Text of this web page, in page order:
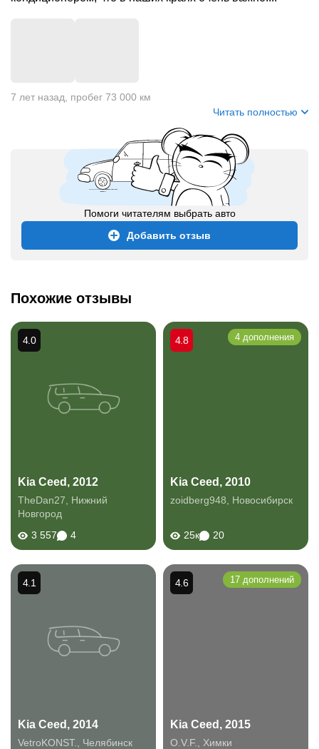
+1
7 лет назад
пробег 73 000 км
Читать полностью
Помоги читателям выбрать авто
Добавить отзыв
Похожие отзывы
Kia Ceed, 2012
TheDan27
Нижний
Новгород
3 557
4
4.0
Kia Ceed, 2010
zoidberg948 Новосибирск
25к 20
4.8 4 дополнения
Kia Ceed, 2014
VetroKONST.
Челябинск
4.1
Kia Ceed, 2015
O.V.F.
Химки
4.6 17 дополнений